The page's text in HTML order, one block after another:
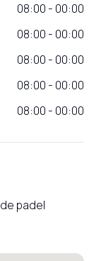
08:00 - 00:00
08:00 - 00:00
08:00 - 00:00
08:00 - 00:00
08:00 - 00:00
padel